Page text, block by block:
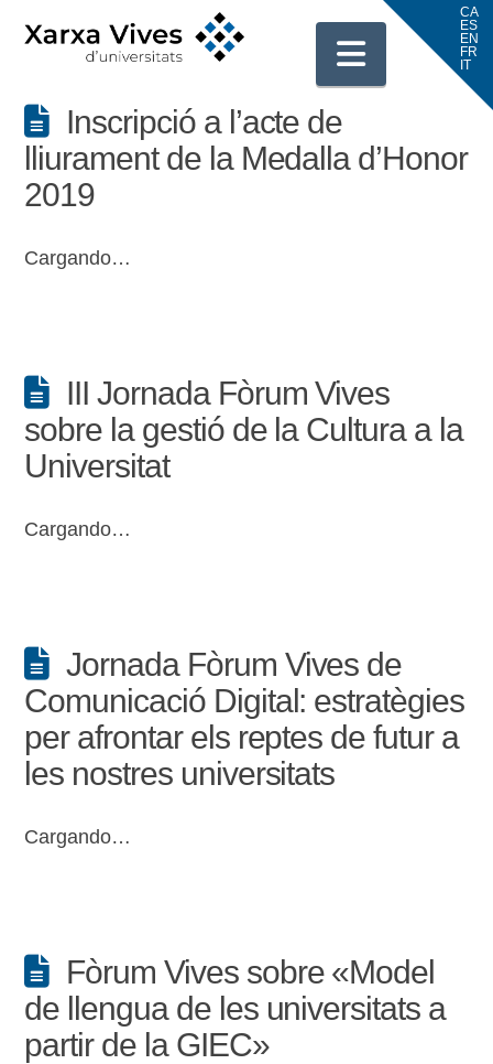
Inscripció a l’acte de
lliurament de la Medalla d’Honor
2019
Cargando…
III Jornada Fòrum Vives
sobre la gestió de la Cultura a la
Universitat
Cargando…
Jornada Fòrum Vives de
Comunicació Digital: estratègies
per afrontar els reptes de futur a
les nostres universitats
Cargando…
Fòrum Vives sobre «Model
de llengua de les universitats a
partir de la GIEC»